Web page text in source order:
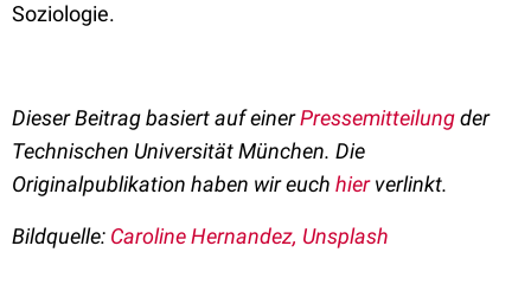
Soziologie.
Dieser Beitrag basiert auf einerPressemitteilungder
Technischen Universität München. Die
Originalpublikation haben wir euch hierverlinkt.
Bildquelle: Caroline Hernandez, Unsplash